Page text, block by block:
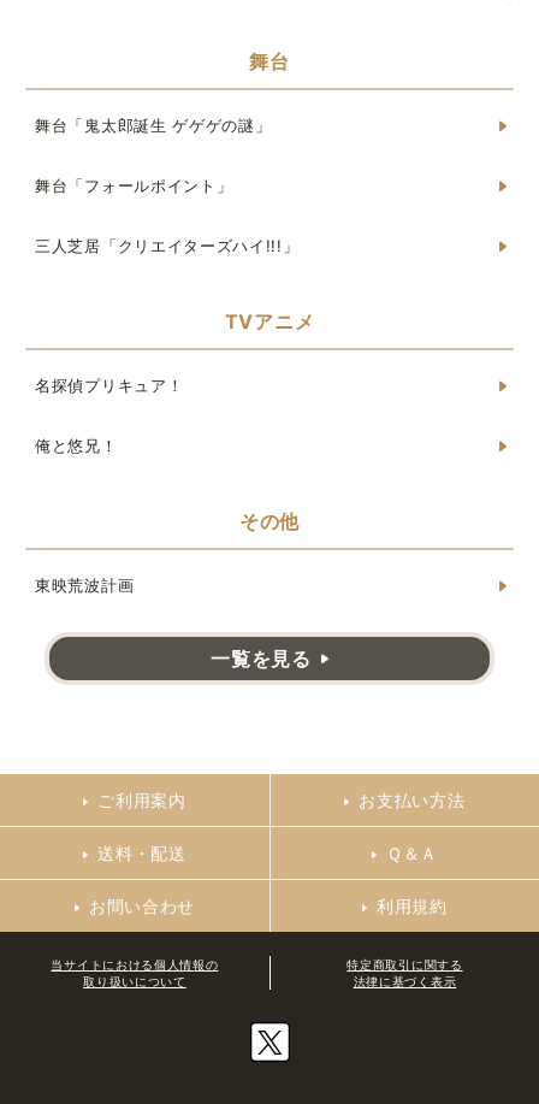
舞台
舞台「鬼太郎誕生 ゲゲゲの謎」
舞台「フォールポイント」
三人芝居「クリエイターズハイ!!!」
TVアニメ
名探偵プリキュア！
俺と悠兄！
その他
東映荒波計画
一覧を見る
ご利用案内 お支払い方法
送料・配送 Ｑ＆Ａ
お問い合わせ 利用規約
当サイトにおける個人情報の
取り扱いについて
特定商取引に関する
法律に基づく表示